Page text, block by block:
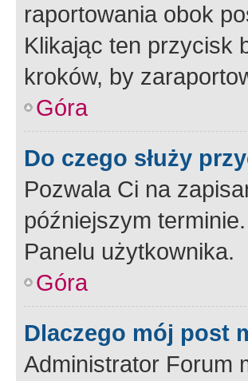
raportowania obok
Klikając ten przycisk
kroków, by
Góra
Do czego służy
Pozwala Ci na
późniejszym
Panelu użytkownika.
Góra
Dlaczego mój post
Administrator Forum